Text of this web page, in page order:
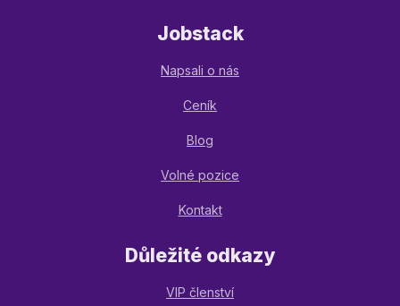
Jobstack
Napsali o nás
Ceník
Blog
Volné pozice
Kontakt
Důležité odkazy
VIP členství